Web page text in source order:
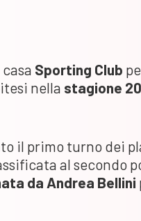
Sporting Club
nella stagione
il primo turno dei
al secondo
da Andrea Bellini